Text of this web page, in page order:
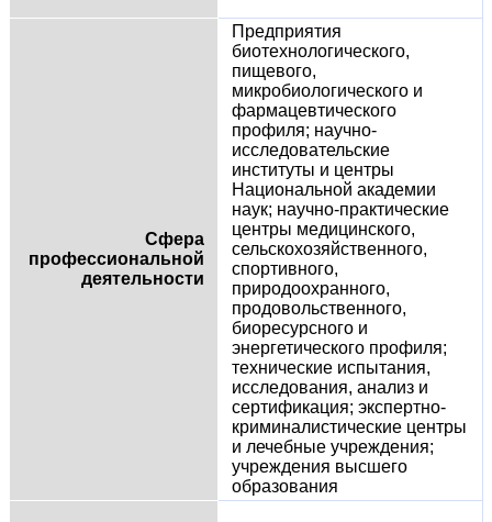
Сфера
профессиональной
деятельности
Предприятия
биотехнологического,
пищевого,
микробиологического и
фармацевтического
профиля; научно-
исследовательские
институты и центры
Национальной академии
наук; научно-практические
центры медицинского,
сельскохозяйственного,
спортивного,
природоохранного,
продовольственного,
биоресурсного и
энергетического профиля;
технические испытания,
исследования, анализ и
сертификация; экспертно-
криминалистические центры
и лечебные учреждения;
учреждения высшего
образования